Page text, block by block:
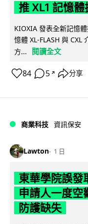
推 XL1 記憶體
KIOXIA 發表全新記憶
憶體 XL-FLASH 與 CXL
方...
閱讀全文
84 5 ↗ 分享
商業科技 資訊保安
Lawton 1 日
東華學院誤發
申請人一度空
防護缺失